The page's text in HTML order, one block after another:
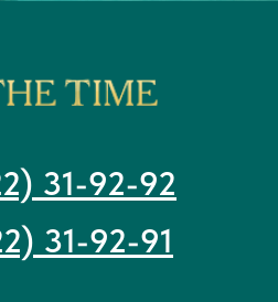
31-92-92
31-92-91